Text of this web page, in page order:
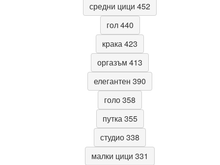
средни цици 452
гол 440
крака 423
оргазъм 413
елегантен 390
голо 358
путка 355
студио 338
малки цици 331